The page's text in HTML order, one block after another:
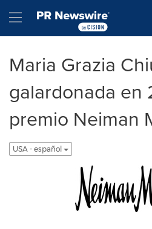
Hamburger menu
Maria Grazia
galardonada en
premio Neiman
USA - español